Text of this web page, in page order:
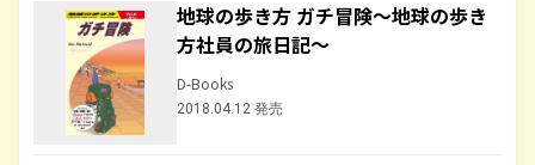
地球の歩き方 ガチ冒険～地球の歩き
方社員の旅日記～
D-Books
2018.04.12 発売